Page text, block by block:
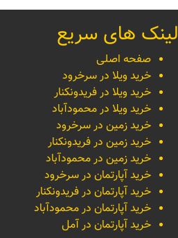
لینک های سریع
صفحه اصلی
خرید ویلا در سرخرود
خرید ویلا در فریدونکنار
خرید ویلا در محمودآباد
خرید زمین در سرخرود
خرید زمین در فریدونکنار
خرید زمین در محمودآباد
خرید آپارتمان در سرخرود
خرید آپارتمان در فریدونکنار
خرید آپارتمان در محمودآباد
خرید آپارتمان در آمل